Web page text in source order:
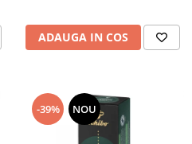
ADAUGA IN COS
-39% NOU